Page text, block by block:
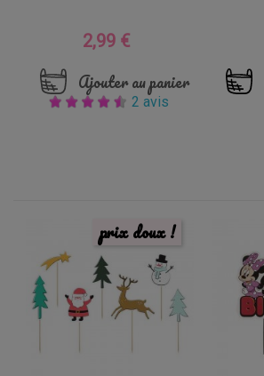
Prix
2,99 €
Ajouter au panier
2 avis
prix doux !